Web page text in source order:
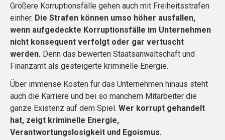
Größere Korruptionsfälle gehen auch mit Freiheitsstrafen
einher. Die Strafen können umso höher ausfallen,
wenn aufgedeckte Korruptionsfälle im Unternehmen
nicht konsequent verfolgt oder gar vertuscht
werden. Denn das bewerten Staatsanwaltschaft und
Finanzamt als gesteigerte kriminelle Energie.
Über immense Kosten für das Unternehmen hinaus steht
auch die Karriere und bei so manchem Mitarbeiter die
ganze Existenz auf dem Spiel. Wer korrupt gehandelt
hat, zeigt kriminelle Energie,
Verantwortungslosigkeit und Egoismus.